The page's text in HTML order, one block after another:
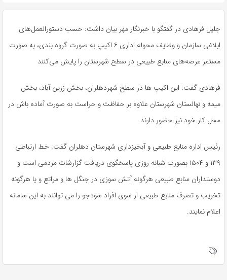
جلیل فرهادی در گفتگو با خبرنگار مهر بیان داشت: حسب‌ دستورالعمل‌های
ابلاغی سازمان و وظایف محوله اداری ۶ اکیپ به صورت گروه بندی، به صورت
مستمر عرصه‌های منابع طبیعی در سطح شهرستان را پایش می‌کنند
فرهادی گفت: این اکیپ ها در سطح شهردهلران، بخش زرین آباد، بخش
میمه و نهالستان شهرستان علاوه بر حفاظت و حراست به صورت آماده باش در
محل کار خود نیز حضور دارند.
رئیس اداره منابع طبیعی و آبخیزداری شهرستان دهلران گفت: خط ارتباطی
۱۳۹ و ۱۵۰۴ بصورت شبانه روزی پاسخگوی دریافت گزارشات مردمی است و
دوستداران منابع طبیعی هرگونه آتش سوزی در جنگل ها و مراتع و یا هرگونه
تخریب و تصرف منابع طبیعی از سوی افراد سودجو را می توانند به این سامانه
اعلام نمایند.